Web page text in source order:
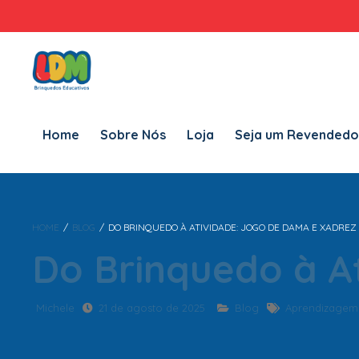
Home
Home Sobre Nós Loja Seja um
HOME / BLOG / DO BRINQUEDO À ATIVIDADE: JOGO DE DAMA E XADREZ
Do Brinquedo à
Michele 21 de agosto de 2025 Blog Aprendizagem